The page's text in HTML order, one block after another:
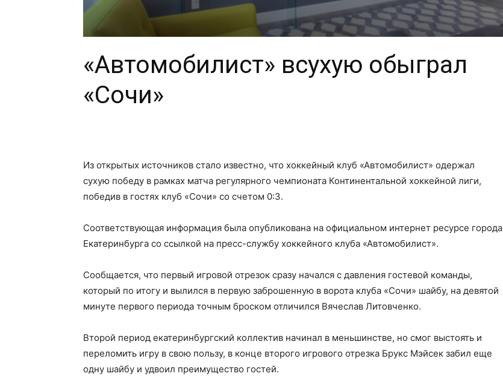
«Автомобилист» всухую обыграл
«Сочи»
Из открытых источников стало известно, что хоккейный клуб «Автомобилист» одержал
сухую победу в рамках матча регулярного чемпионата Континентальной хоккейной лиги,
победив в гостях клуб «Сочи» со счетом 0:3.
Соответствующая информация была опубликована на официальном интернет ресурсе города
Екатеринбурга со ссылкой на пресс-службу хоккейного клуба «Автомобилист».
Сообщается, что первый игровой отрезок сразу начался с давления гостевой команды,
который по итогу и вылился в первую заброшенную в ворота клуба «Сочи» шайбу, на девятой
минуте первого периода точным броском отличился Вячеслав Литовченко.
Второй период екатеринбургский коллектив начинал в меньшинстве, но смог выстоять и
переломить игру в свою пользу, в конце второго игрового отрезка Брукс Мэйсек забил еще
одну шайбу и удвоил преимущество гостей.